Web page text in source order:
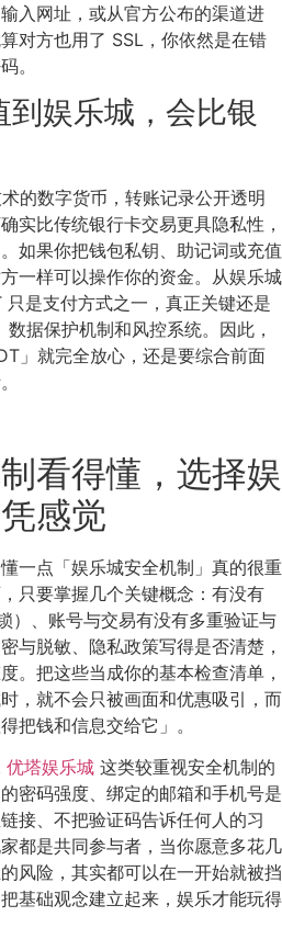
入网址，或从官方公布的渠道进
对方也用了 SSL，你依然是在错
。
娱乐城，会比银
的数字货币，转账记录公开透明
实比传统银行卡交易更具隐私性，
如果你把钱包私钥、助记词或充值
一样可以操作你的资金。从娱乐城
是支付方式之一，真正关键还是
据保护机制和风控系统。因此，
」就完全放心，还是要综合前面
看得懂，选择娱
感觉
一点「娱乐城安全机制」真的很重
只要掌握几个关键概念：有没有
）、账号与交易有没有多重验证与
与脱敏、隐私政策写得是否清楚，
。把这些当成你的基本检查清单，
，就不会只被画面和优惠吸引，而
把钱和信息交给它」。
优塔娱乐城 这类较重视安全机制的
密码强度、绑定的邮箱和手机号是
接、不把验证码告诉任何人的习
都是共同参与者，当你愿意多花几
风险，其实都可以在一开始就被挡
基础观念建立起来，娱乐才能玩得